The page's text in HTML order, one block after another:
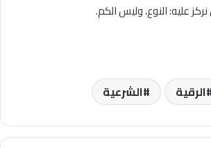
عليه: النوع، وليس الكم.
الرقية الشرعية